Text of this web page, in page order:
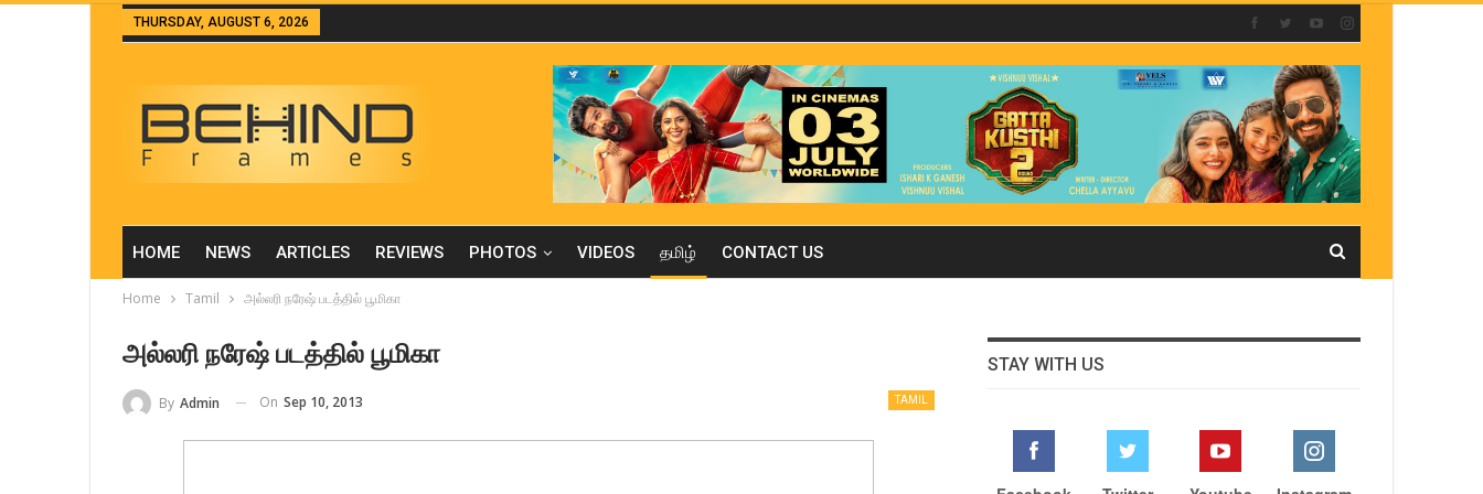
THURSDAY, AUGUST 6, 2026
HOME NEWS ARTICLES REVIEWS PHOTOS VIDEOS தமிழ் CONTACT US
Home Tamil அல்லரி நரேஷ் படத்தில் பூமிகா
அல்லரி நரேஷ் படத்தில் பூமிகா
TAMIL
By Admin On Sep 10, 2013
STAY WITH US